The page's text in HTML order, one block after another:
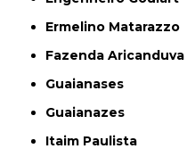
Ermelino Matarazzo
Fazenda Aricanduva
Guaianases
Guaianazes
Itaim Paulista